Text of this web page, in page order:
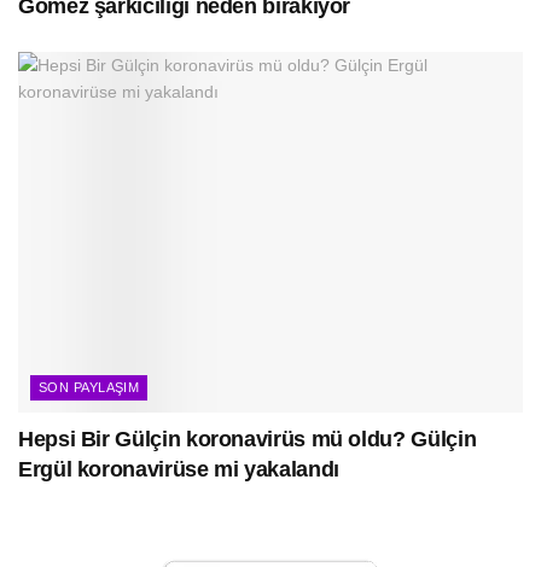
Gomez şarkıcılığı neden bırakıyor
SON PAYLAŞIM
Hepsi Bir Gülçin koronavirüs mü oldu? Gülçin
Ergül koronavirüse mi yakalandı